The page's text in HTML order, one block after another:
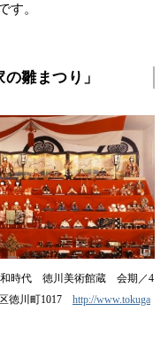
す。
雛まつり」
和時代 徳川美術館蔵 会期／4
徳川町1017 http://www.tokuga